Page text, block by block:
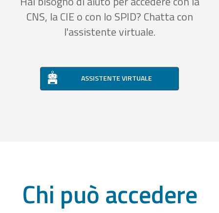
CNS, la CIE o con lo SPID? Chatta con
l'assistente virtuale.
ASSISTENTE VIRTUALE
Chi può accedere